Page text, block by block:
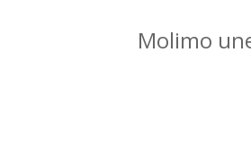
Molimo